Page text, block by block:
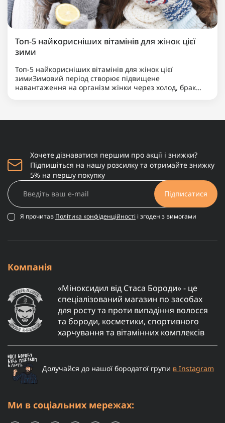
Топ-5 найкорисніших вітамінів для жінок цієї
зими
Топ-5 найкорисніших вітамінів для жінок цієї
зимиЗимовий період створює підвищене
навантаження на організм жінки через холод, брак
Хочете дізнаватися першим про акції і знижки?
Підпишіться на нашу розсилку та отримайте знижку
5% на першу покупку
Підписатися
Я прочитав Політика конфіденційності і згоден з вимогами
Компанія
«Міноксидил від Стаса Бороди» - це
спеціалізований магазин по засобах
для росту та проти випадіння волосся
та бороди, косметики, спортивного
харчування та вітамінних комплексів
Долучайся до нашої бородатої групи в Instagram
Ми в соціальних мережах: